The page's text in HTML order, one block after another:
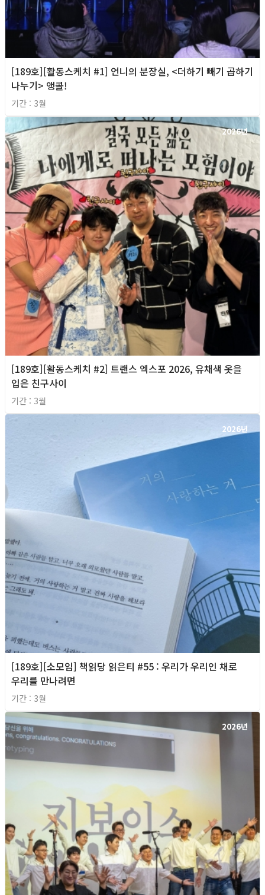
[189호][활동스케치 #1] 언니의 분장실, <더하기 빼기 곱하기
나누기> 앵콜!
기간 : 3월
2026년
[189호][활동스케치 #2] 트랜스 엑스포 2026, 유채색 옷을
입은 친구사이
기간 : 3월
2026년
[189호][소모임] 책읽당 읽은티 #55 : 우리가 우리인 채로
우리를 만나려면
기간 : 3월
2026년